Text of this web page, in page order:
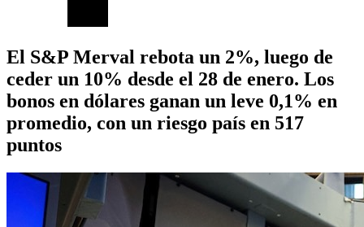
El S&P Merval rebota un 2%, luego de
ceder un 10% desde el 28 de enero. Los
bonos en dólares ganan un leve 0,1% en
promedio, con un riesgo país en 517
puntos